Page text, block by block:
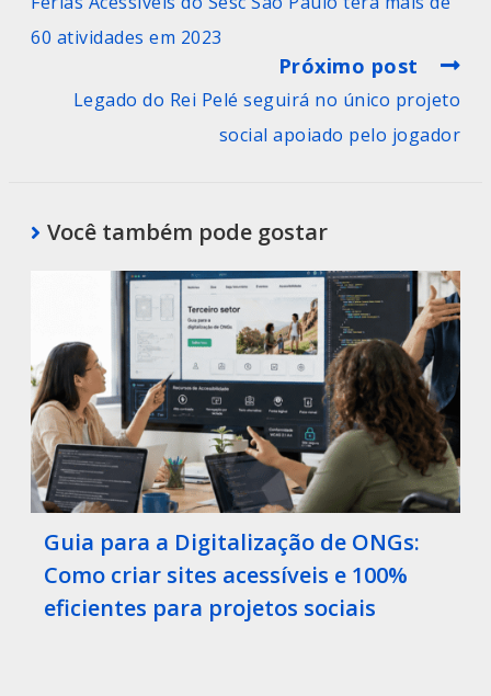
60 atividades em 2023
Próximo post
Legado do Rei Pelé seguirá no único projeto
social apoiado pelo jogador
Você também pode gostar
Guia para a Digitalização de ONGs:
Como criar sites acessíveis e 100%
eficientes para projetos sociais